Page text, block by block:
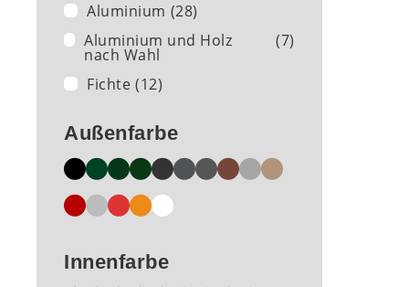
Aluminium (28)
Aluminium und Holz
nach Wahl
(7)
Fichte (12)
Außenfarbe
Innenfarbe